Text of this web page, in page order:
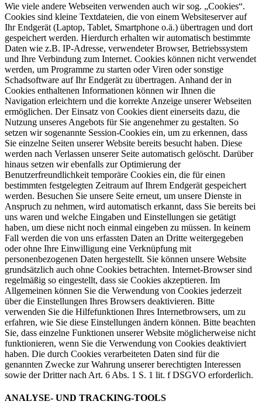
Wie viele andere Webseiten verwenden auch wir sog. „Cookies“.
Cookies sind kleine Textdateien, die von einem Websiteserver auf
Ihr Endgerät (Laptop, Tablet, Smartphone o.ä.) übertragen und dort
gespeichert werden. Hierdurch erhalten wir automatisch bestimmte
Daten wie z.B. IP-Adresse, verwendeter Browser, Betriebssystem
und Ihre Verbindung zum Internet. Cookies können nicht verwendet
werden, um Programme zu starten oder Viren oder sonstige
Schadsoftware auf Ihr Endgerät zu übertragen. Anhand der in
Cookies enthaltenen Informationen können wir Ihnen die
Navigation erleichtern und die korrekte Anzeige unserer Webseiten
ermöglichen. Der Einsatz von Cookies dient einerseits dazu, die
Nutzung unseres Angebots für Sie angenehmer zu gestalten. So
setzen wir sogenannte Session-Cookies ein, um zu erkennen, dass
Sie einzelne Seiten unserer Website bereits besucht haben. Diese
werden nach Verlassen unserer Seite automatisch gelöscht. Darüber
hinaus setzen wir ebenfalls zur Optimierung der
Benutzerfreundlichkeit temporäre Cookies ein, die für einen
bestimmten festgelegten Zeitraum auf Ihrem Endgerät gespeichert
werden. Besuchen Sie unsere Seite erneut, um unsere Dienste in
Anspruch zu nehmen, wird automatisch erkannt, dass Sie bereits bei
uns waren und welche Eingaben und Einstellungen sie getätigt
haben, um diese nicht noch einmal eingeben zu müssen. In keinem
Fall werden die von uns erfassten Daten an Dritte weitergegeben
oder ohne Ihre Einwilligung eine Verknüpfung mit
personenbezogenen Daten hergestellt. Sie können unsere Website
grundsätzlich auch ohne Cookies betrachten. Internet-Browser sind
regelmäßig so eingestellt, dass sie Cookies akzeptieren. Im
Allgemeinen können Sie die Verwendung von Cookies jederzeit
über die Einstellungen Ihres Browsers deaktivieren. Bitte
verwenden Sie die Hilfefunktionen Ihres Internetbrowsers, um zu
erfahren, wie Sie diese Einstellungen ändern können. Bitte beachten
Sie, dass einzelne Funktionen unserer Website möglicherweise nicht
funktionieren, wenn Sie die Verwendung von Cookies deaktiviert
haben. Die durch Cookies verarbeiteten Daten sind für die
genannten Zwecke zur Wahrung unserer berechtigten Interessen
sowie der Dritter nach Art. 6 Abs. 1 S. 1 lit. f DSGVO erforderlich.
ANALYSE- UND TRACKING-TOOLS